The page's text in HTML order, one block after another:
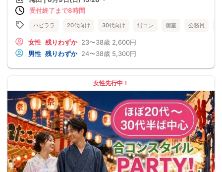
受付終了まで8時間
ハピララ 20代向け 30代向け 街コン 個室 公務員
女性 残りわずか 23〜38歳 2,600円
男性 残りわずか 24〜38歳 5,300円
女性先行中！